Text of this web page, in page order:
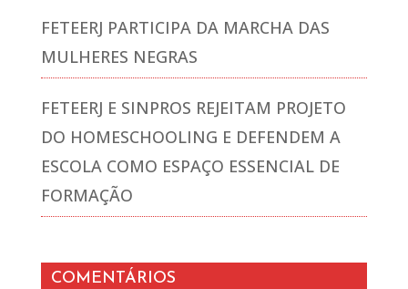
FETEERJ PARTICIPA DA MARCHA DAS
MULHERES NEGRAS
FETEERJ E SINPROS REJEITAM PROJETO
DO HOMESCHOOLING E DEFENDEM A
ESCOLA COMO ESPAÇO ESSENCIAL DE
FORMAÇÃO
COMENTÁRIOS